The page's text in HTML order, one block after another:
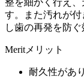
す。また汚れが
し歯の再発を防ぐ
Merit メリット
耐久性があ